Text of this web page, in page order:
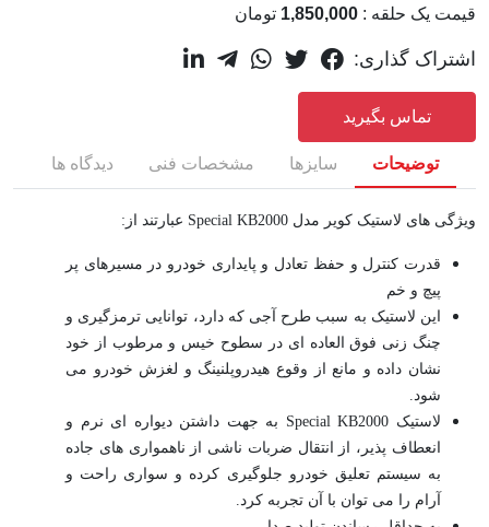
قیمت یک حلقه : 1,850,000 تومان
اشتراک گذاری:
تماس بگیرید
توضیحات سایزها مشخصات فنی دیدگاه ها
ویژگی های لاستیک کویر مدل Special KB2000 عبارتند از:
قدرت کنترل و حفظ تعادل و پایداری خودرو در مسیرهای پر
پیچ و خم
این لاستیک به سبب طرح آجی که دارد، توانایی ترمزگیری و
چنگ زنی فوق العاده ای در سطوح خیس و مرطوب از خود
نشان داده و مانع از وقوع هیدروپلنینگ و لغزش خودرو می
شود.
لاستیک Special KB2000 به جهت داشتن دیواره ای نرم و
انعطاف پذیر، از انتقال ضربات ناشی از ناهمواری های جاده
به سیستم تعلیق خودرو جلوگیری کرده و سواری راحت و
آرام را می توان با آن تجربه کرد.